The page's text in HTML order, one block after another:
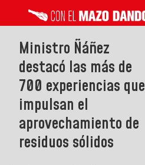
Ministro Ñáñez
destacó las más de
700 experiencias que
impulsan el
aprovechamiento de
residuos sólidos